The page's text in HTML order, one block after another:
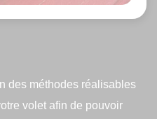
des méthodes réalisables
volet afin de pouvoir